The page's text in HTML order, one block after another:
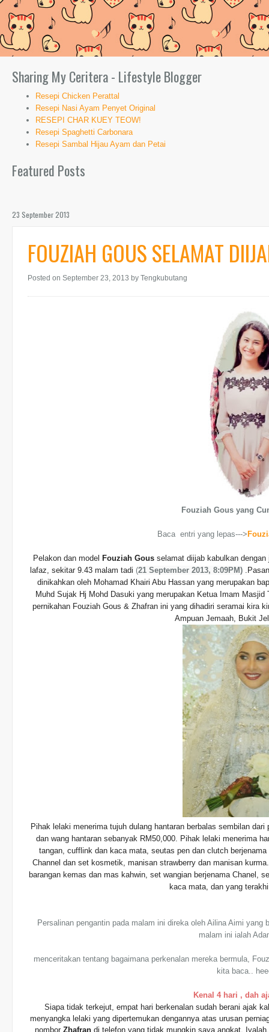
Sharing My Ceritera - Lifestyle Blogger
Resepi Chicken Perattal
Resepi Nasi Ayam Penyet Original
RESEPI CHAR KUEY TEOW!
Resepi Spaghetti Carbonara
Resepi Sambal Hijau Ayam dan Petai
Featured Posts
23 September 2013
FOUZIAH GOUS SELAMAT
Posted on September 23, 2013 by Tengkubutang
Fouziah Gous yang
Baca entri yang lepas--->
Pelakon dan model Fouziah Gous selamat diijab kabulkan
lafaz, sekitar 9.43 malam tadi (21 September 2013, 8:09PM) .
dinikahkan oleh Mohamad Khairi Abu Hassan yang merupakan
Muhd Sujak Hj Mohd Dasuki yang merupakan Ketua Imam
pernikahan Fouziah Gous & Zhafran ini yang dihadiri seramai kira
Ampuan Jemaah, Bukit
Pihak lelaki menerima tujuh dulang hantaran berbalas sembilan
dan wang hantaran sebanyak RM50,000. Pihak lelaki menerima
tangan, cufflink dan kaca mata, seutas pen dan clutch
Channel dan set kosmetik, manisan strawberry dan manisan
barangan kemas dan mas kahwin, set wangian berjenama Chanel,
kaca mata, dan yang
Persalinan pengantin pada malam ini direka oleh Ailina Aimi
malam ini ialah
menceritakan tentang bagaimana perkenalan mereka bermula,
kita baca..
Kenal 4 hari , dah
Siapa tidak terkejut, empat hari berkenalan sudah berani ajak
menyangka lelaki yang dipertemukan dengannya atas urusan
nombor Zhafran di telefon yang tidak mungkin saya angkat.